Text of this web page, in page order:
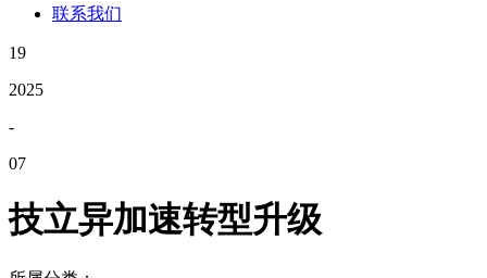
联系我们
19
2025
-
07
技立异加速转型升级